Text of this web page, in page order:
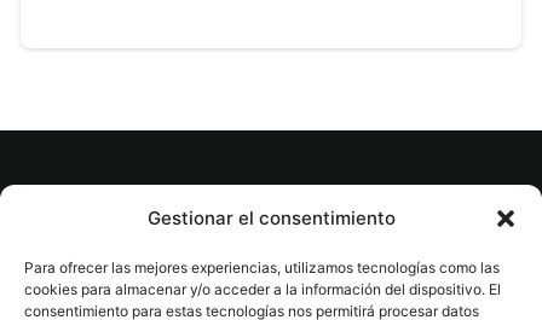
Gestionar el consentimiento
Para ofrecer las mejores experiencias, utilizamos tecnologías como las
cookies para almacenar y/o acceder a la información del dispositivo. El
consentimiento para estas tecnologías nos permitirá procesar datos
© tuslibrosvip.com · Todos los derechos